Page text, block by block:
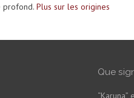
profond. Plus sur les origines
Que